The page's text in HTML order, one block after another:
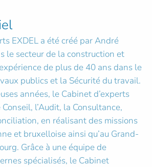
EXDEL a été créé par André
le secteur de la construction et
de plus de 40 ans dans le
publics et la Sécurité du travail.
années, le Cabinet d’experts
l’Audit, la Consultance,
en réalisant des missions
et bruxelloise ainsi qu’au Grand-
Grâce à une équipe de
spécialisés, le Cabinet